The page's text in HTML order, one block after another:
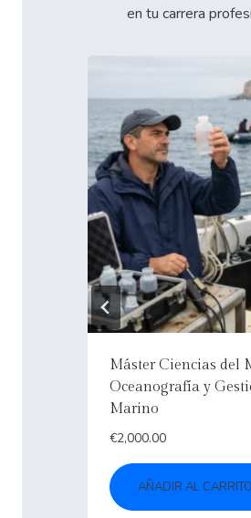
en tu carrera
Curso Experto
Medioambientales |
€2,100.00
AÑADIR AL